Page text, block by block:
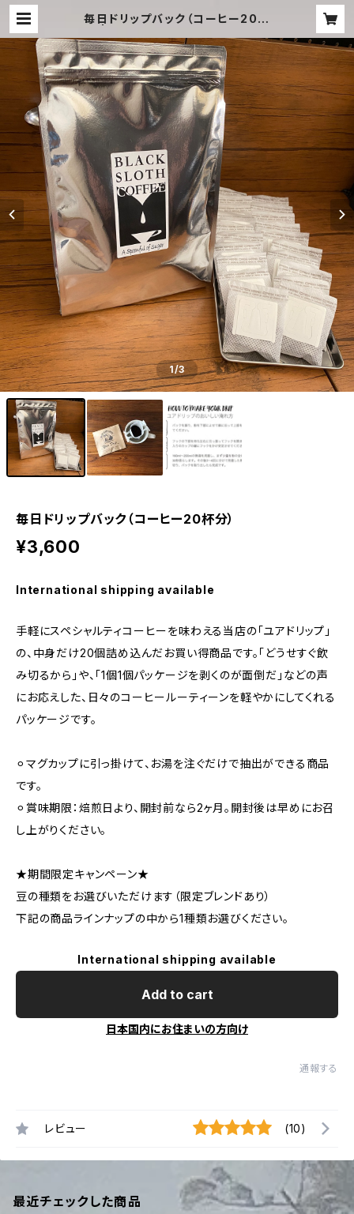
毎日ドリップバック（コーヒー20杯
ラックスロースコーヒー）
1/3
毎日ドリップバック（コーヒー20杯分）
¥3,600
International shipping available
手軽にスペシャルティコーヒーを味わえる当店の「ユアドリップ」
の、中身だけ20個詰め込んだお買い得商品です。「どうせすぐ飲
み切るから」や、「1個1個パッケージを剥くのが面倒だ」などの声
にお応えした、日々のコーヒールーティーンを軽やかにしてくれる
パッケージです。
⚪︎マグカップに引っ掛けて、お湯を注ぐだけで抽出ができる商品
です。
⚪︎賞味期限：焙煎日より、開封前なら2ヶ月。開封後は早めにお召
し上がりください。
★期間限定キャンペーン★
豆の種類をお選びいただけます（限定ブレンドあり）
下記の商品ラインナップの中から1種類お選びください。
International shipping available
Add to cart
日本国内にお住まいの方向け
通報する
レビュー (10)
最近チェックした商品